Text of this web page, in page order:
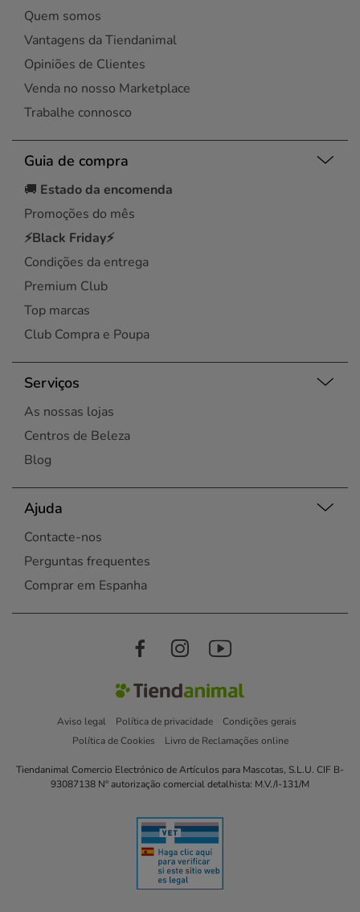
Quem somos
Vantagens da Tiendanimal
Opiniões de Clientes
Venda no nosso Marketplace
Trabalhe connosco
Guia de compra
🚚 Estado da encomenda
Promoções do mês
⚡Black Friday⚡
Condições da entrega
Premium Club
Top marcas
Club Compra e Poupa
Serviços
As nossas lojas
Centros de Beleza
Blog
Ajuda
Contacte-nos
Perguntas frequentes
Comprar em Espanha
Aviso legal Política de privacidade
Condições gerais
Política de Cookies
Livro de Reclamações online
Tiendanimal Comercio Electrónico de Artículos para Mascotas, S.L.U. CIF B-
93087138 Nº autorização comercial detalhista: M.V./I-131/M